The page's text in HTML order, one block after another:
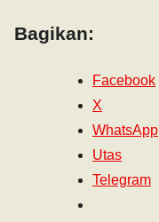
Bagikan:
Facebook
X
WhatsApp
Utas
Telegram